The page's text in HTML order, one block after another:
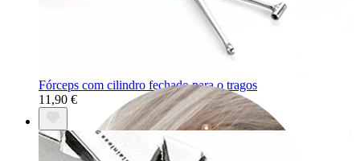
Fórceps com cilindro fechado para o tragos
11,90 €